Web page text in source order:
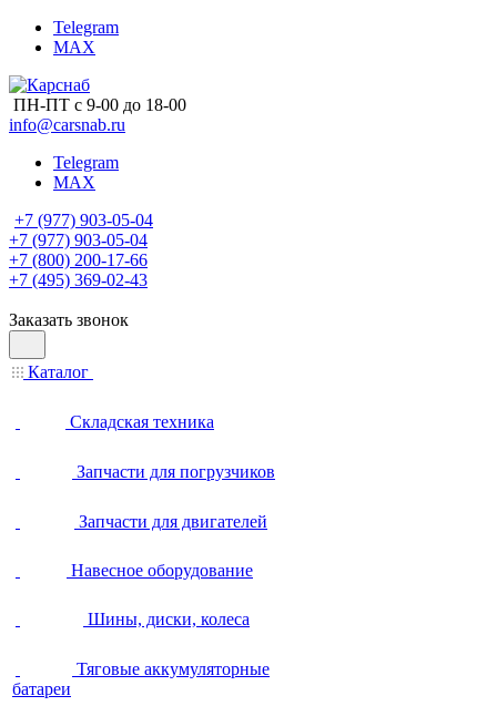
Telegram
MAX
ПН-ПТ с 9-00 до 18-00
info@carsnab.ru
Telegram
MAX
+7 (977) 903-05-04
+7 (977) 903-05-04
+7 (800) 200-17-66
+7 (495) 369-02-43
Заказать звонок
Каталог
Складская техника
Запчасти для погрузчиков
Запчасти для двигателей
Навесное оборудование
Шины, диски, колеса
Тяговые аккумуляторные
батареи